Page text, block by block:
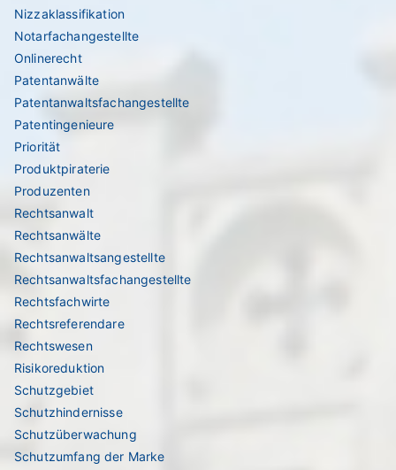
Nizzaklassifikation
Notarfachangestellte
Onlinerecht
Patentanwälte
Patentanwaltsfachangestellte
Patentingenieure
Priorität
Produktpiraterie
Produzenten
Rechtsanwalt
Rechtsanwälte
Rechtsanwaltsangestellte
Rechtsanwaltsfachangestellte
Rechtsfachwirte
Rechtsreferendare
Rechtswesen
Risikoreduktion
Schutzgebiet
Schutzhindernisse
Schutzüberwachung
Schutzumfang der Marke